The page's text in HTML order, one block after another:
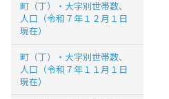
町（丁）・大字別世帯数、
人口（令和７年１２月１日
現在）
町（丁）・大字別世帯数、
人口（令和７年１１月１日
現在）